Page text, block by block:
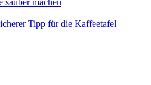
machen
Tipp für die Kaffeetafel